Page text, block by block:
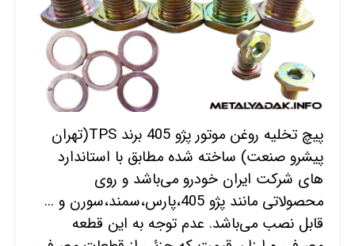
پیچ تخلیه روغن موتور پژو 405 برند TPS(تهران
پیشرو صنعت) ساخته شده مطابق با استاندارد
های شرکت ایران خودرو می‌باشد و روی
محصولاتی مانند پژو 405،پارس،سمند،سورن و ...
قابل نصب می‌باشد. عدم توجه به این قطعه